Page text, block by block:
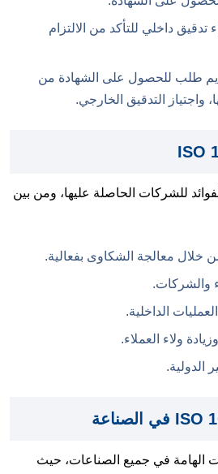
تدقيق داخلي للتأكد من الالتزام
طلب للحصول على الشهادة من
واجتياز التدقيق الخارجي.
للشركات الحاصلة عليها، ومن بين
خلال معالجة الشكاوى بفعالية.
والشركات.
الداخلية.
ولاء العملاء.
الدولية.
الهامة في جميع الصناعات، حيث